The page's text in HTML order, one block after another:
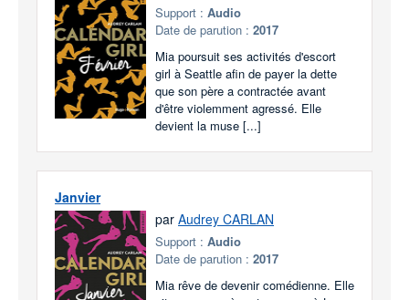
Support : Audio
Date de parution : 2017
Mia poursuit ses activités d'escort
girl à Seattle afin de payer la dette
que son père a contractée avant
d'être violemment agressé. Elle
devient la muse [...]
Janvier
par Audrey CARLAN
Support : Audio
Date de parution : 2017
Mia rêve de devenir comédienne. Elle